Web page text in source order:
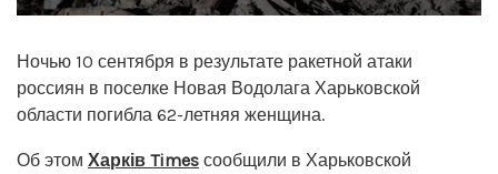
Ночью 10 сентября в результате ракетной атаки
россиян в поселке Новая Водолага Харьковской
области погибла 62-летняя женщина.
Об этом Харків Times сообщили в Харьковской